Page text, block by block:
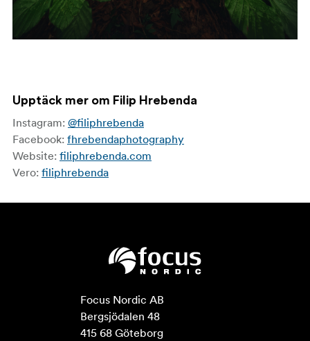
Upptäck mer om Filip Hrebenda
Instagram: @filiphrebenda
Facebook: fhrebendaphotography
Website: filiphrebenda.com
Vero: filiphrebenda
Focus Nordic AB
Bergsjödalen 48
415 68 Göteborg